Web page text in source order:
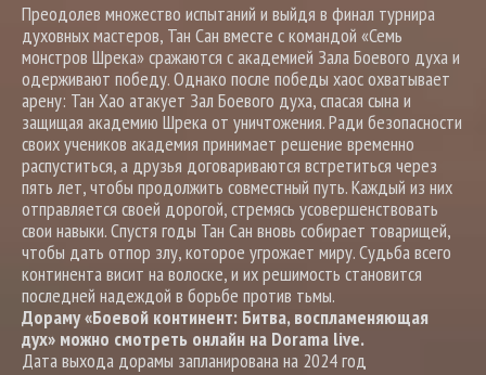
Преодолев множество испытаний и выйдя в финал турнира
духовных мастеров, Тан Сан вместе с командой «Семь
монстров Шрека» сражаются с академией Зала Боевого духа и
одерживают победу. Однако после победы хаос охватывает
арену: Тан Хао атакует Зал Боевого духа, спасая сына и
защищая академию Шрека от уничтожения. Ради безопасности
своих учеников академия принимает решение временно
распуститься, а друзья договариваются встретиться через
пять лет, чтобы продолжить совместный путь. Каждый из них
отправляется своей дорогой, стремясь усовершенствовать
свои навыки. Спустя годы Тан Сан вновь собирает товарищей,
чтобы дать отпор злу, которое угрожает миру. Судьба всего
континента висит на волоске, и их решимость становится
последней надеждой в борьбе против тьмы.
Дораму «Боевой континент: Битва, воспламеняющая
дух» можно смотреть онлайн на Dorama live.
Дата выхода дорамы запланирована на 2024 год